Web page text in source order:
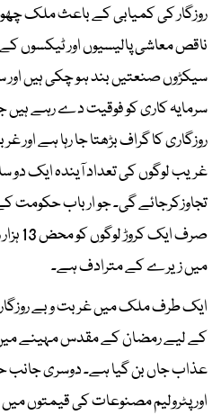
روزگار کی کمیابی کے باعث ملک
ناقص معاشی پالیسیوں اور ٹیکسوں
سیکڑوں صنعتیں بند ہو چکی ہیں
سرمایہ کاری کو فوقیت دے رہے
روزگاری کا گراف بڑھتا جا رہا ہے
تجاوزکرجائے گی۔ جو ارباب حکومت
صرف
میں زیرے کے مترادف ہے۔
ایک طرف ملک میں غربت و بے
کے لیے رمضان کے مقدس مہینے میں
عذاب جاں بن گیا ہے۔ دوسری
اور پٹرولیم مصنوعات کی قیمتوں